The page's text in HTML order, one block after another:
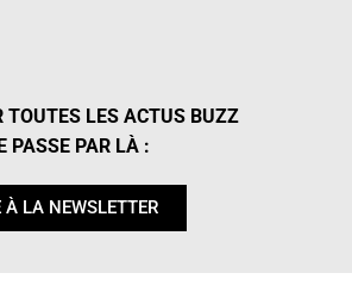
TOUTES LES ACTUS BUZZ
PASSE PAR LÀ :
LA NEWSLETTER